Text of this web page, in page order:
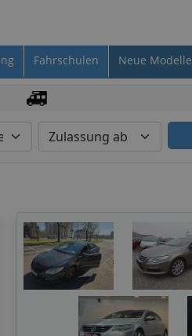
Fahrschulen Neue Modelle